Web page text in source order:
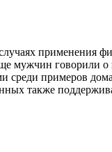
применения
говорили о
среди примеров
также